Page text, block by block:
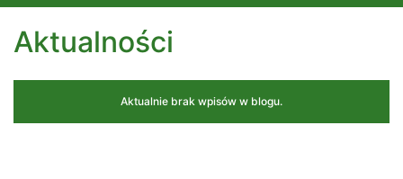
Aktualności
Aktualnie brak wpisów w blogu.